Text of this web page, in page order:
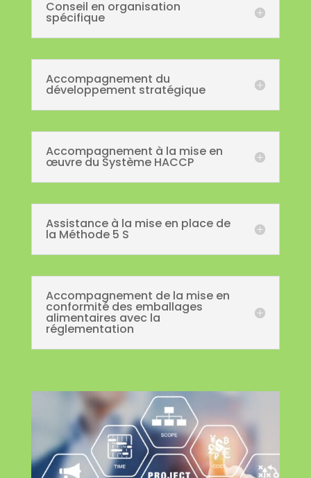
Conseil en organisation
spécifique
Accompagnement du
développement stratégique
Accompagnement à la mise en
œuvre du Système HACCP
Assistance à la mise en place de
la Méthode 5 S
Accompagnement de la mise en
conformité des emballages
alimentaires avec la
réglementation